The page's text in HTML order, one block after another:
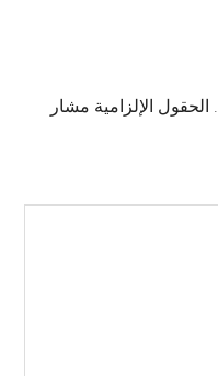
الحقول الإلزامية مشار